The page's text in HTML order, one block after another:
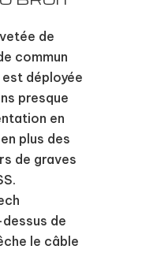
de
commun
déployée
presque
en
plus des
de graves
de
le câble